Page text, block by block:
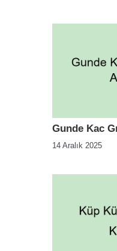
Gunde Kac
14 Aralık 2025